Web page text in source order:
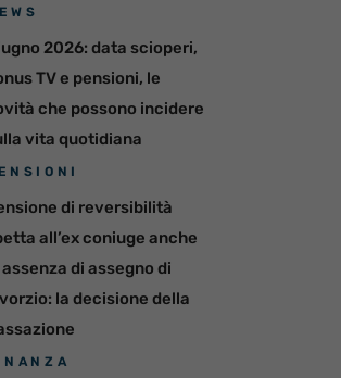
2026: data scioperi,
TV e pensioni, le
che possono incidere
vita quotidiana
di reversibilità
all’ex coniuge anche
assenza di assegno di
la decisione della